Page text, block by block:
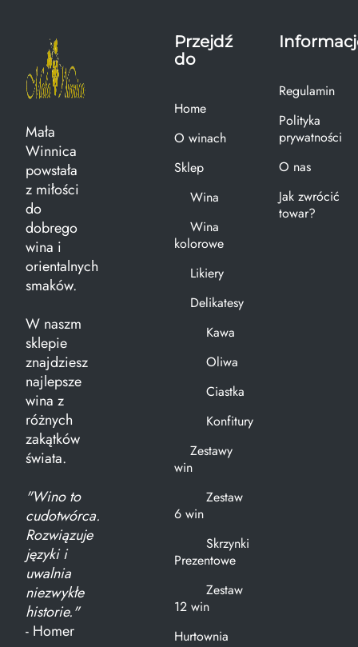
Mała
Winnica
powstała
z miłości
do
dobrego
wina i
orientalnych
smaków.
W naszm
sklepie
znajdziesz
najlepsze
wina z
różnych
zakątków
świata.
"Wino to
cudotwórca.
Rozwiązuje
języki i
uwalnia
niezwykłe
historie."
- Homer
Przejdź
do
Home
O winach
Sklep
Wina
Wina
kolorowe
Likiery
Delikatesy
Kawa
Oliwa
Ciastka
Konfitury
Zestawy
win
Zestaw
6 win
Skrzynki
Prezentowe
Zestaw
12 win
Hurtownia
Regulamin
Polityka
prywatności
O nas
Jak zwrócić
towar?